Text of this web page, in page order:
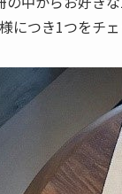
つき1つをチェ